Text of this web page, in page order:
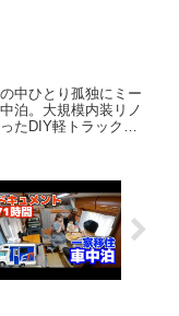
中ひとり孤独にミー
泊。大規模内装リノ
たDIY軽トラックキ